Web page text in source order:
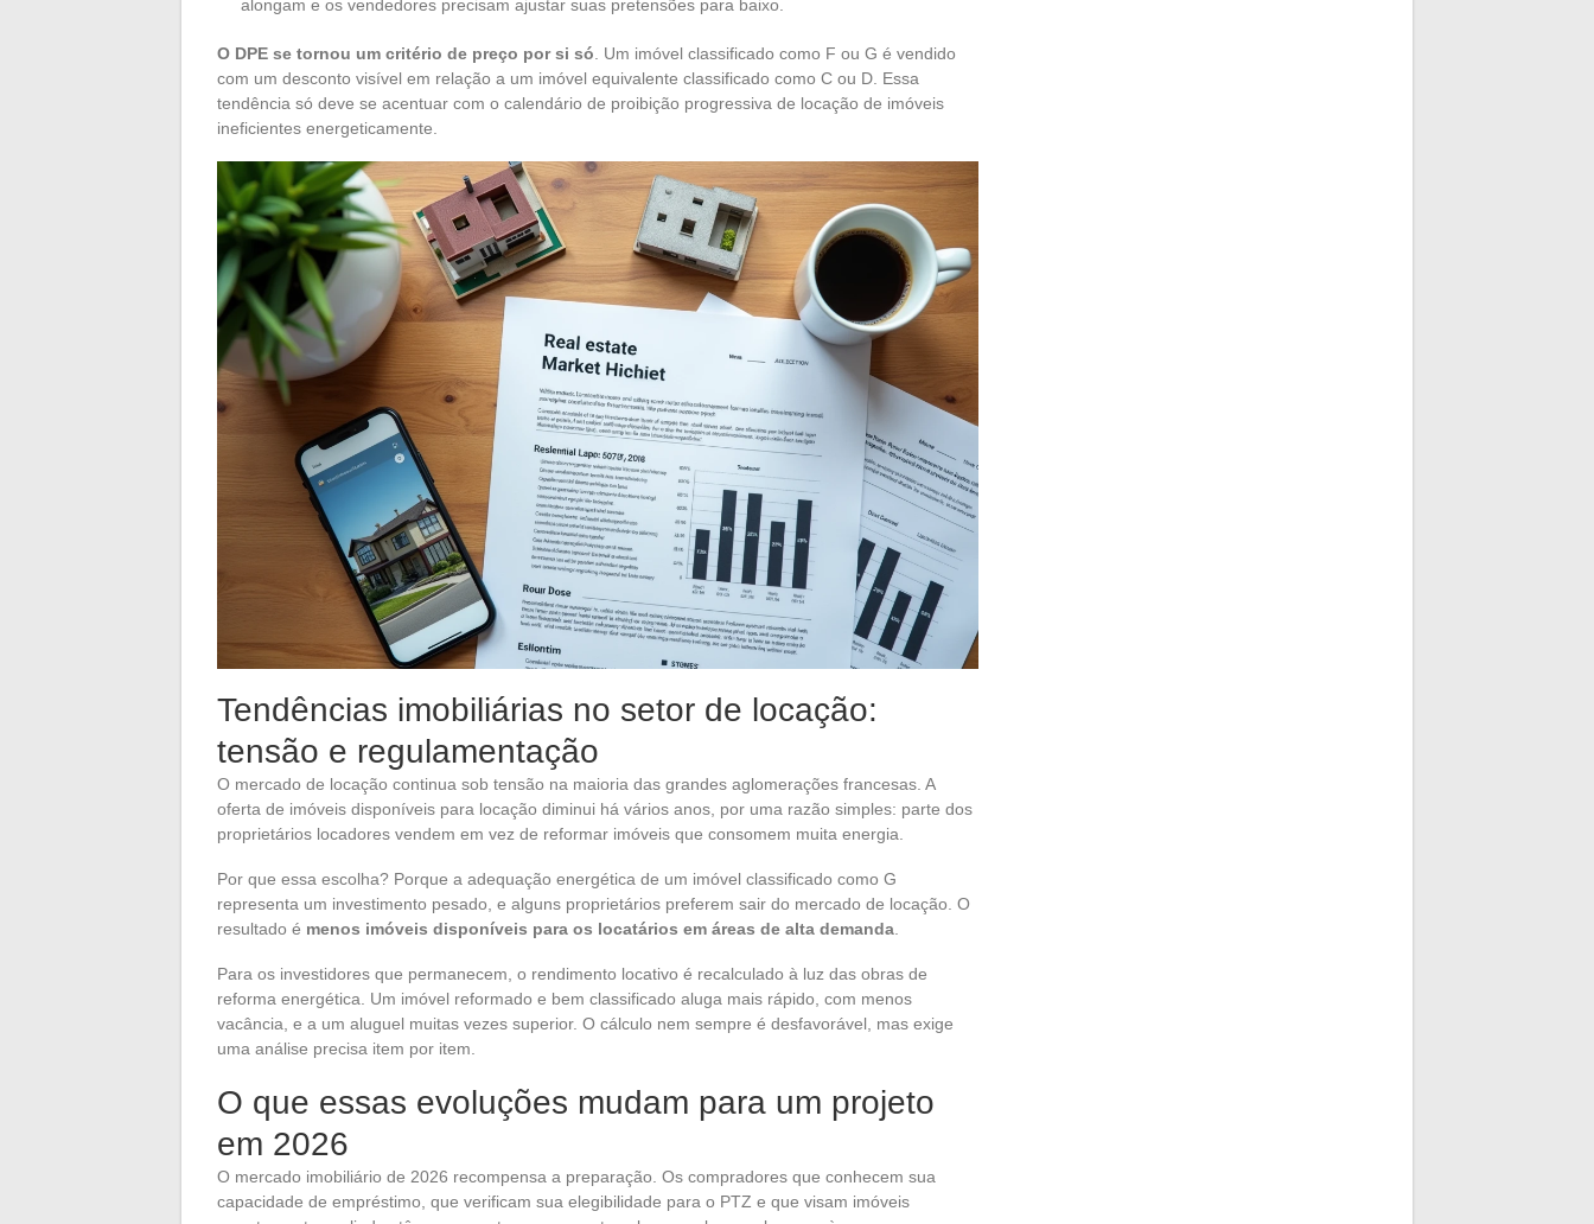
alongam e os vendedores precisam ajustar suas pretensões para baixo.
O DPE se tornou um critério de preço por si só . Um imóvel classificado como F ou G é vendido
com um desconto visível em relação a um imóvel equivalente classificado como C ou D. Essa
tendência só deve se acentuar com o calendário de proibição progressiva de locação de imóveis
ineficientes energeticamente.
Tendências imobiliárias no setor de locação:
tensão e regulamentação
O mercado de locação continua sob tensão na maioria das grandes aglomerações francesas. A
oferta de imóveis disponíveis para locação diminui há vários anos, por uma razão simples: parte dos
proprietários locadores vendem em vez de reformar imóveis que consomem muita energia.
Por que essa escolha? Porque a adequação energética de um imóvel classificado como G
representa um investimento pesado, e alguns proprietários preferem sair do mercado de locação. O
resultado é menos imóveis disponíveis para os locatários em áreas de alta demanda
Para os investidores que permanecem, o rendimento locativo é recalculado à luz das obras de
reforma energética. Um imóvel reformado e bem classificado aluga mais rápido, com menos
vacância, e a um aluguel muitas vezes superior. O cálculo nem sempre é desfavorável, mas exige
uma análise precisa item por item.
O que essas evoluções mudam para um projeto
em 2026
O mercado imobiliário de 2026 recompensa a preparação. Os compradores que conhecem sua
capacidade de empréstimo, que verificam sua elegibilidade para o PTZ e que visam imóveis